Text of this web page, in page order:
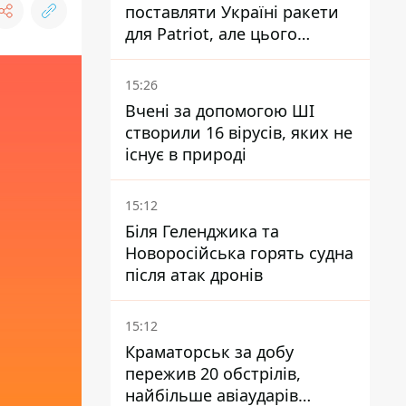
поставляти Україні ракети
для Patriot, але цього
недостатньо - Зеленський
15:26
Вчені за допомогою ШІ
створили 16 вірусів, яких не
існує в природі
15:12
Біля Геленджика та
Новоросійська горять судна
після атак дронів
15:12
Краматорськ за добу
пережив 20 обстрілів,
найбільше авіаударів